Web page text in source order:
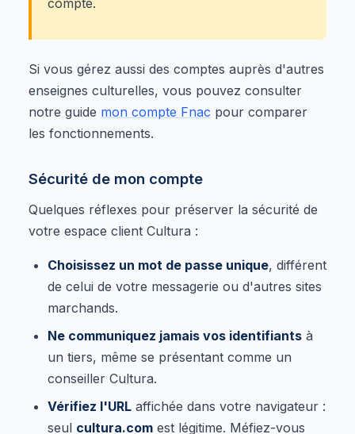
Si vous gérez aussi des comptes auprès d'autres
enseignes culturelles, vous pouvez consulter
notre guide mon compte Fnac pour comparer
les fonctionnements.
Sécurité de mon compte
Quelques réflexes pour préserver la sécurité de
votre espace client Cultura :
Choisissez un mot de passe unique, différent
de celui de votre messagerie ou d'autres sites
marchands.
Ne communiquez jamais vos identifiants à
un tiers, même se présentant comme un
conseiller Cultura.
Vérifiez l'URL affichée dans votre navigateur :
seul cultura.com est légitime. Méfiez-vous